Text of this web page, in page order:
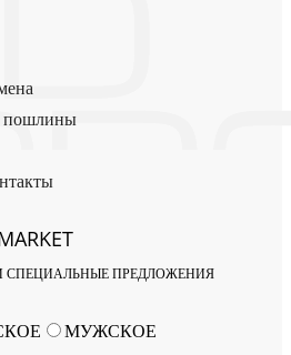
пошлины
СПЕЦИАЛЬНЫЕ ПРЕДЛОЖЕНИЯ
МУЖСКОЕ